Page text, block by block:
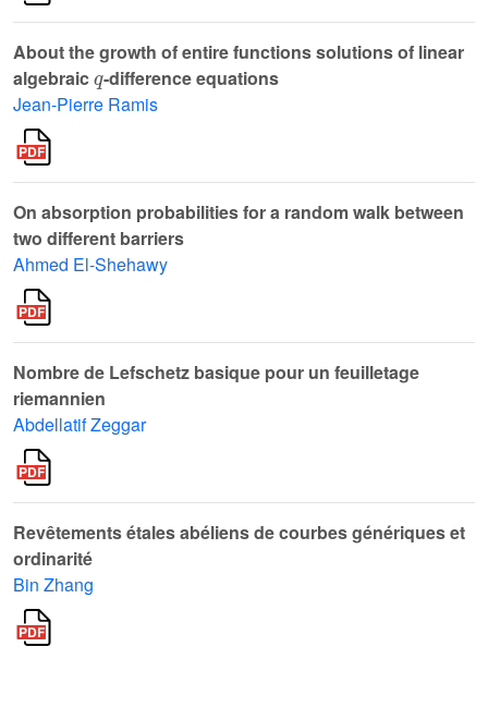
About the growth of entire functions solutions of linear
algebraic
q
-difference equations
Jean-Pierre Ramis
On absorption probabilities for a random walk between
two different barriers
Ahmed El-Shehawy
Nombre de Lefschetz basique pour un feuilletage
riemannien
Abdellatif Zeggar
Revêtements étales abéliens de courbes génériques et
ordinarité
Bin Zhang